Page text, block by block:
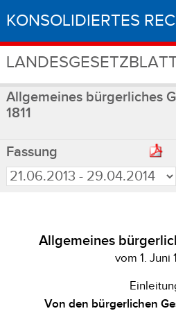
KONSOLIDIERTES
Allgemeines bürgerliches
1811
Fassung